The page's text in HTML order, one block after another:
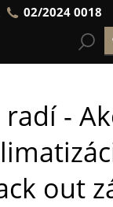
02/2024 0018
radí -
out